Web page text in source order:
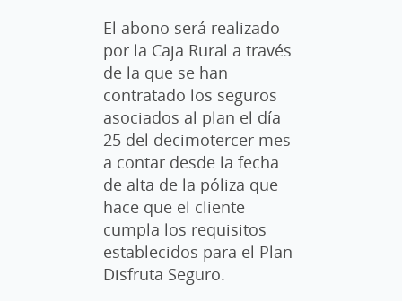
El abono será realizado
por la Caja Rural a través
de la que se han
contratado los seguros
asociados al plan el día
25 del decimotercer mes
a contar desde la fecha
de alta de la póliza que
hace que el cliente
cumpla los requisitos
establecidos para el Plan
Disfruta Seguro.